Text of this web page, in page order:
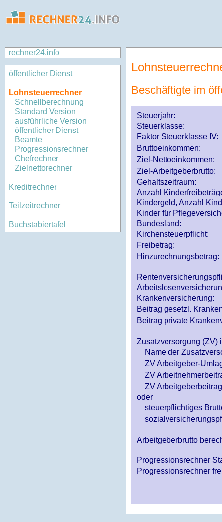
rechner24.info
öffentlicher Dienst
Lohnsteuerrechner
Schnellberechnung
Standard Version
ausführliche Version
öffentlicher Dienst
Beamte
Progressionsrechner
Chefrechner
Zielnettorechner
Kreditrechner
Teilzeitrechner
Buchstabiertafel
Beschäftigte im
Steuerjahr:
Steuerklasse:
Faktor Steuerklasse IV:
Bruttoeinkommen:
Ziel-Nettoeinkommen:
Ziel-Arbeitgeberbrutto:
Gehaltszeitraum:
Anzahl
Kindergeld, Anzahl
Kinder für
Bundesland:
Kirchensteuerpflicht:
Freibetrag:
Hinzurechnungsbetrag:
Krankenversicherung:
Beitrag gesetzl.
Beitrag private
Zusatzversorgung (ZV)
Name der
ZV Arbeitgeber-
ZV
ZV
oder
steuerpflichtiges
Arbeitgeberbrutto
Progressionsrechner
Progressionsrechner